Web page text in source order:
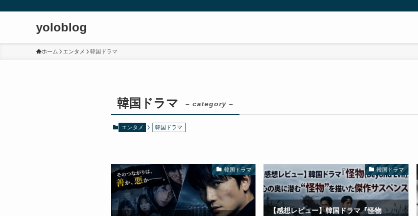
yoloblog
ホーム エンタメ 韓国ドラマ
韓国ドラマ – category –
エンタメ 韓国ドラマ
韓国ドラマ 韓国ドラマ
【感想レビュー】韓国ドラマ『怪物